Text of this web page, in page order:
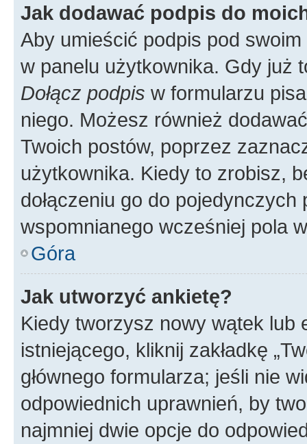
Jak dodawać podpis do
Aby umieścić podpis pod
w panelu użytkownika. Gdy już
Dołącz podpis w formularzu
niego. Możesz również
Twoich postów, poprzez
użytkownika. Kiedy to zrobisz,
dołączeniu go do
wspomnianego wcześniej pola
Góra
Jak utworzyć ankietę?
Kiedy tworzysz nowy wątek lub
istniejącego, kliknij zakładkę
głównego formularza; jeśli nie
odpowiednich uprawnień, by
najmniej dwie opcje do